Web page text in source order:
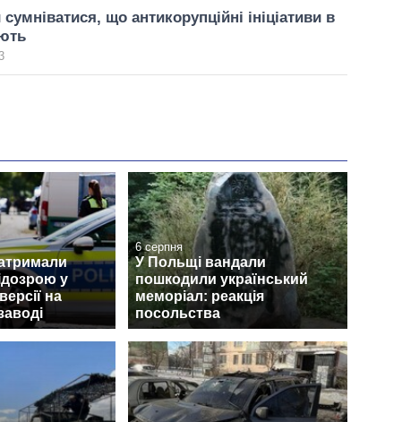
що антикорупційні ініціативи в
у
на
6 серпня
У Польщі вандали
пошкодили український
меморіал: реакція
посольства